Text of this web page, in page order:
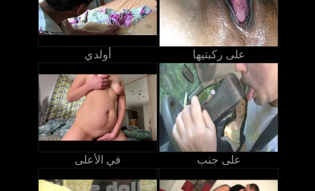
أولدي على ركبتيها
في الأعلى على جنب